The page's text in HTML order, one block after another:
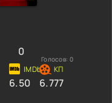
0
Голосов: 0
6.50 6.777